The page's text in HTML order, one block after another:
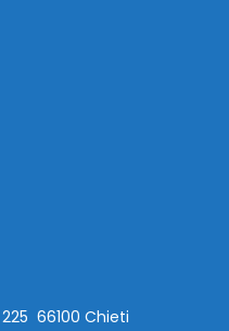
66100 Chieti